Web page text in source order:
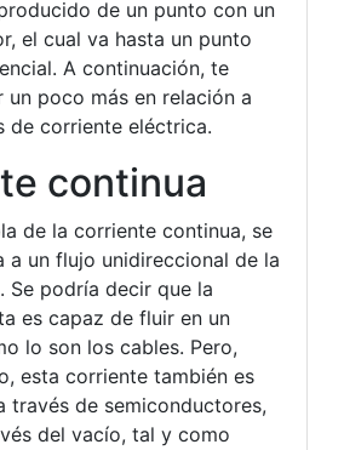
de un punto con un
el cual va hasta un punto
A continuación, te
un poco más en relación a
de corriente eléctrica.
continua
de la corriente continua, se
a un flujo unidireccional de la
Se podría decir que la
es capaz de fluir en un
lo son los cables. Pero,
esta corriente también es
través de semiconductores,
del vacío, tal y como